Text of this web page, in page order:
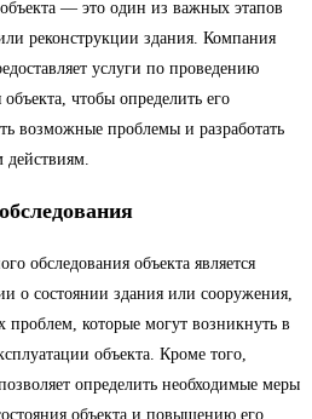
— это один из важных этапов
реконструкции здания. Компания
услуги по проведению
чтобы определить его
возможные проблемы и разработать
действиям.
обследования объекта является
о состоянии здания или сооружения,
которые могут возникнуть в
объекта. Кроме того,
определить необходимые меры
объекта и повышению его